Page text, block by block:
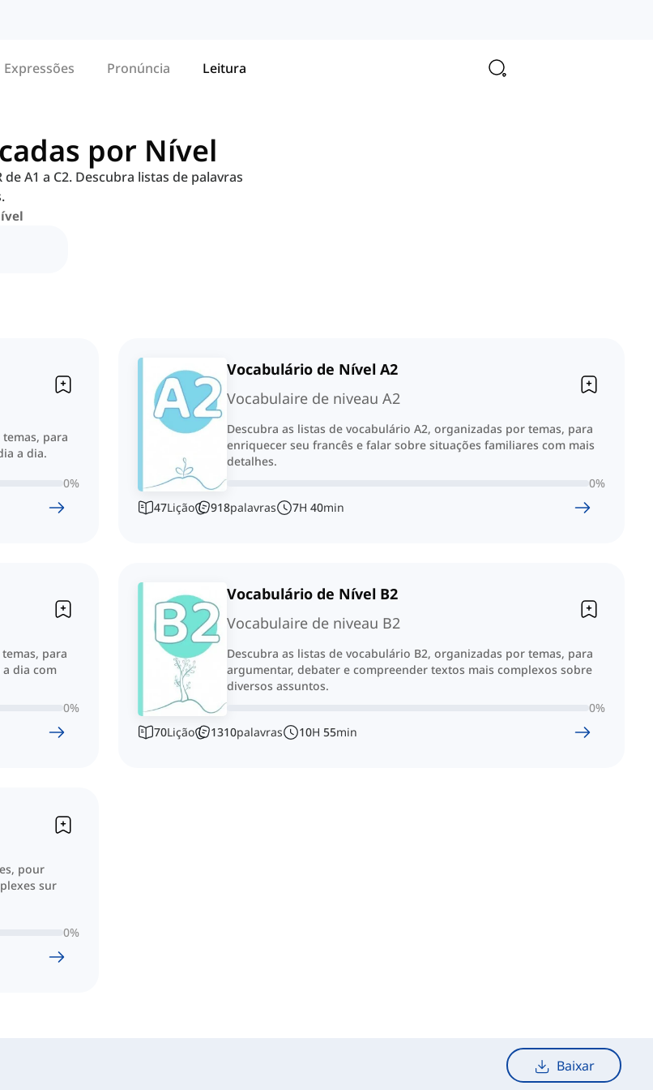
Expressões Pronúncia Leitura
por Nível
A1 a C2. Descubra listas de palavras
para
a dia.
0%
Vocabulário de Nível A2
Vocabulaire de niveau A2
Descubra as listas de vocabulário A2, organizadas por temas, para
enriquecer seu francês e falar sobre situações familiares com mais
detalhes.
0%
47Lição 918palavras 7H 40min
para
dia com
0%
Vocabulário de Nível B2
Vocabulaire de niveau B2
Descubra as listas de vocabulário B2, organizadas por temas, para
argumentar, debater e compreender textos mais complexos sobre
diversos assuntos.
0%
70Lição 1310palavras 10H 55min
pour
sur
0%
Baixar